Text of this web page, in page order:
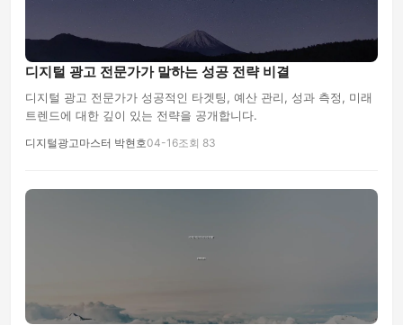
디지털 광고 전문가가 말하는 성공 전략 비결
디지털 광고 전문가가 성공적인 타겟팅, 예산 관리, 성과 측정, 미래
트렌드에 대한 깊이 있는 전략을 공개합니다.
디지털광고마스터 박현호04-16조회 83